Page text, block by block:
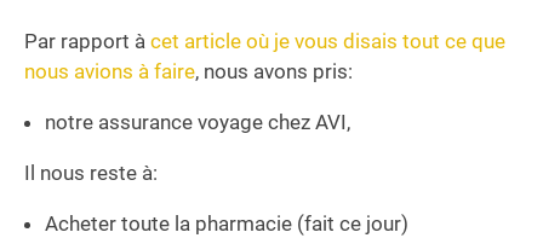
Par rapport à cet article où je vous disais tout ce que
nous avions à faire, nous avons pris:
notre assurance voyage chez AVI,
Il nous reste à:
Acheter toute la pharmacie (fait ce jour)